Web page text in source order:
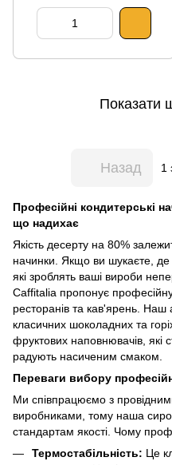
Показати
Назад 1
Професійні кондитерські
що надихає
Якість десерту на 80%
начинки. Якщо ви шукаєте, де
які зроблять ваші вироби
Caffitalia пропонує
ресторанів та кав'ярень. Наш
класичних шоколадних та
фруктових наповнювачів, які
радують насиченим смаком.
Переваги вибору
Ми співпрацюємо з
виробниками, тому наша
стандартам якості. Чому
Термостабільність: Це